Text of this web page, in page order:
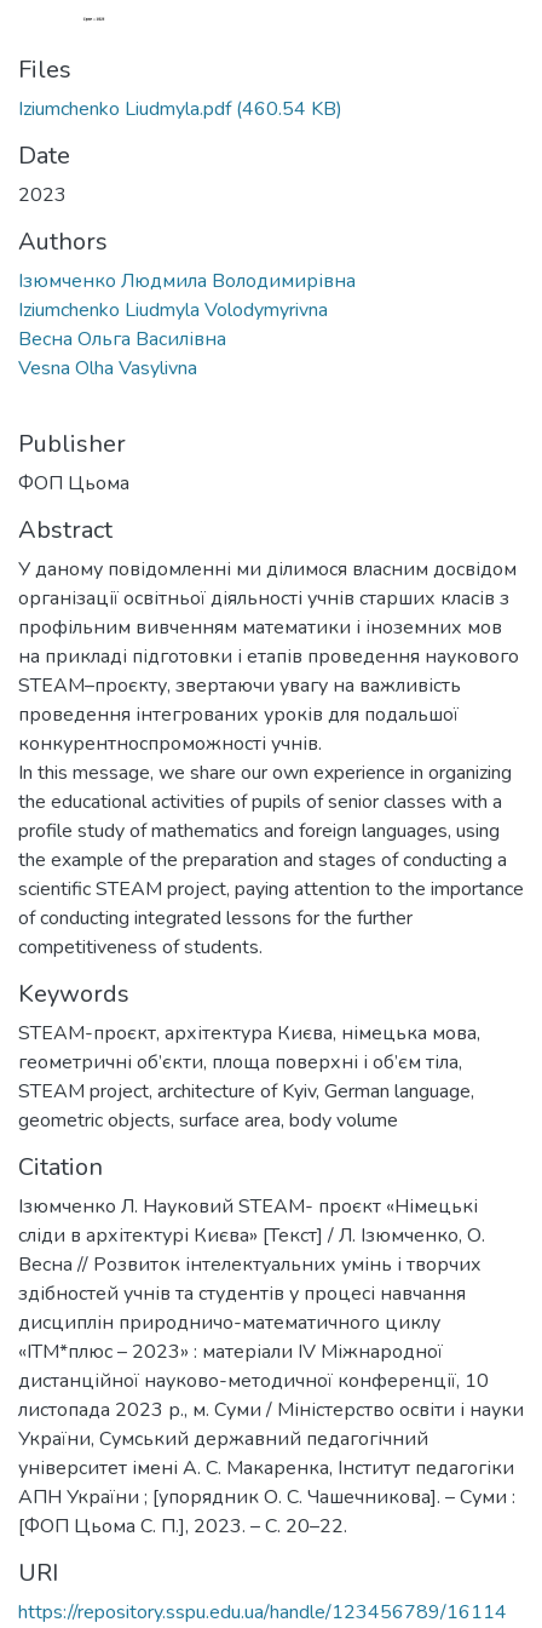
Files
Iziumchenko Liudmyla.pdf(460.54 KB)
Date
2023
Authors
Ізюмченко Людмила Володимирівна
Iziumchenko Liudmyla Volodymyrivna
Весна Ольга Василівна
Vesna Olha Vasylivna
Publisher
ФОП Цьома
Abstract
У даному повідомленні ми ділимося власним досвідом
організації освітньої діяльності учнів старших класів з
профільним вивченням математики і іноземних мов
на прикладі підготовки і етапів проведення наукового
STEAM–проєкту, звертаючи увагу на важливість
проведення інтегрованих уроків для подальшої
конкурентноспроможності учнів.
In this message, we share our own experience in organizing
the educational activities of pupils of senior classes with a
profile study of mathematics and foreign languages, using
the example of the preparation and stages of conducting a
scientific STEAM project, paying attention to the importance
of conducting integrated lessons for the further
competitiveness of students.
Keywords
STEAM-проєкт, архітектура Києва, німецька мова,
геометричні об’єкти, площа поверхні і об’єм тіла,
STEAM project, architecture of Kyiv, German language,
geometric objects, surface area, body volume
Citation
Ізюмченко Л. Науковий STEAM- проєкт «Німецькі
сліди в архітектурі Києва» [Текст] / Л. Ізюмченко, О.
Весна // Розвиток інтелектуальних умінь і творчих
здібностей учнів та студентів у процесі навчання
дисциплін природничо-математичного циклу
«ІТМ*плюс – 2023» : матеріали ІV Міжнародної
дистанційної науково-методичної конференції, 10
листопада 2023 р., м. Суми / Міністерство освіти і науки
України, Сумський державний педагогічний
університет імені А. С. Макаренка, Інститут педагогіки
АПН України ; [упорядник О. С. Чашечникова]. – Суми :
[ФОП Цьома С. П.], 2023. – С. 20–22.
URI
https://repository.sspu.edu.ua/handle/123456789/16114